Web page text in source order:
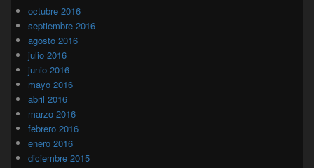
octubre 2016
septiembre 2016
agosto 2016
julio 2016
junio 2016
mayo 2016
abril 2016
marzo 2016
febrero 2016
enero 2016
diciembre 2015